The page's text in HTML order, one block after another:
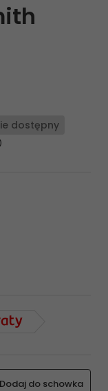
dostępny
Dodaj do schowka